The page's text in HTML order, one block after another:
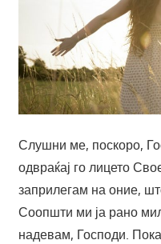
Слушни ме, поскоро,
одвраќај го лицето
заприлегам на оние,
Соопшти ми ја рано
надевам, Господи.